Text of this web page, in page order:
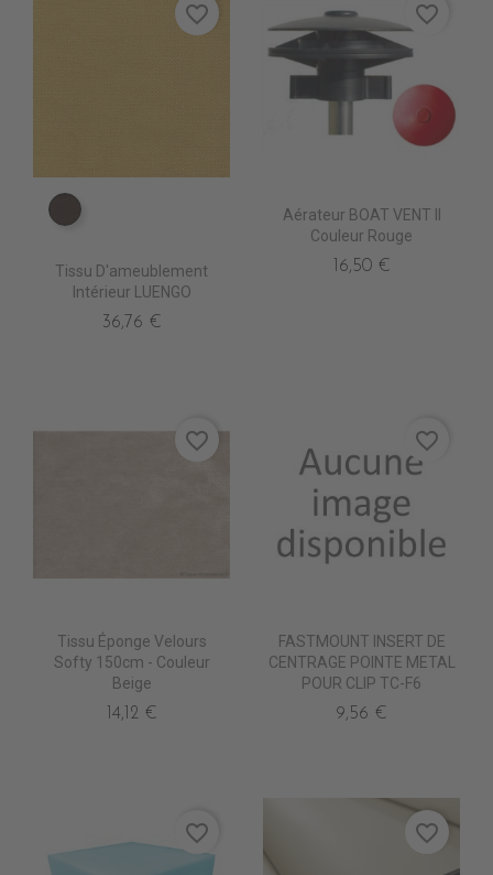
TA5205 EXPRESSO
Tissu D'ameublement
Intérieur LUENGO
36,76 €
favorite_border
Aérateur BOAT VENT II
Couleur Rouge
16,50 €
favorite_border
Tissu Éponge Velours
Softy 150cm - Couleur
Beige
14,12 €
favorite_border
FASTMOUNT INSERT DE
CENTRAGE POINTE METAL
POUR CLIP TC-F6
9,56 €
favorite_border
favorite_border favorite_border